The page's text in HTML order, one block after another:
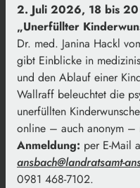
2. Juli 2026, 18 bis
„Unerfüllter
Dr. med. Janina Hackl
gibt Einblicke in
und den Ablauf einer
Wallraff beleuchtet die
unerfüllten
online – auch anonym –
Anmeldung: per E-Mail
ansbach@landratsamt-
0981 468-7102.